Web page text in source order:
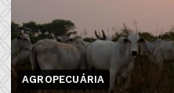
AGROPECUÁRIA